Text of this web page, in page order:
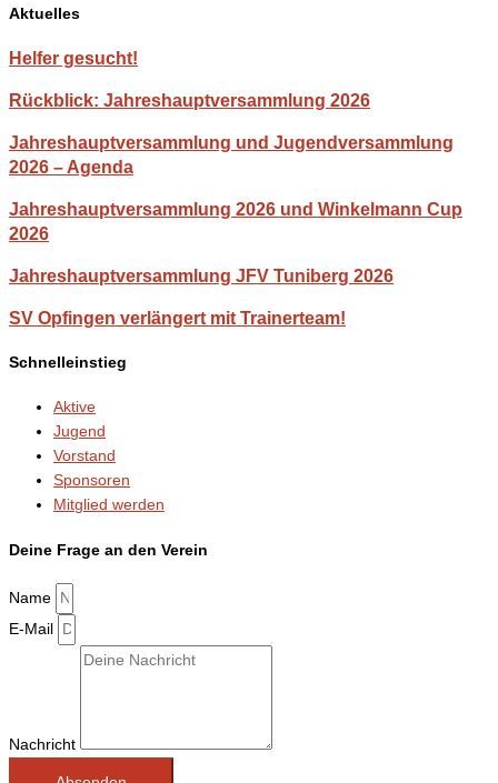
Aktuelles
Helfer gesucht!
Rückblick: Jahreshauptversammlung 2026
Jahreshauptversammlung und Jugendversammlung
2026 – Agenda
Jahreshauptversammlung 2026 und Winkelmann Cup
2026
Jahreshauptversammlung JFV Tuniberg 2026
SV Opfingen verlängert mit Trainerteam!
Schnelleinstieg
Aktive
Jugend
Vorstand
Sponsoren
Mitglied werden
Deine Frage an den Verein
Name
E-Mail
Nachricht